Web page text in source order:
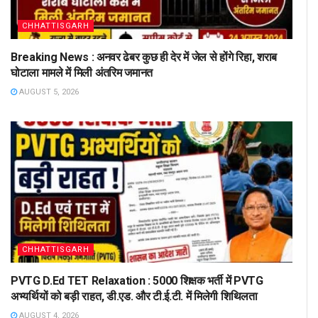
CHHATTISGARH
Breaking News : अनवर ढेबर कुछ ही देर में जेल से होंगे रिहा, शराब
घोटाला मामले में मिली अंतरिम जमानत
AUGUST 5, 2026
CHHATTISGARH
PVTG D.Ed TET Relaxation : 5000 शिक्षक भर्ती में PVTG
अभ्यर्थियों को बड़ी राहत, डी.एड. और टी.ई.टी. में मिलेगी शिथिलता
AUGUST 4, 2026